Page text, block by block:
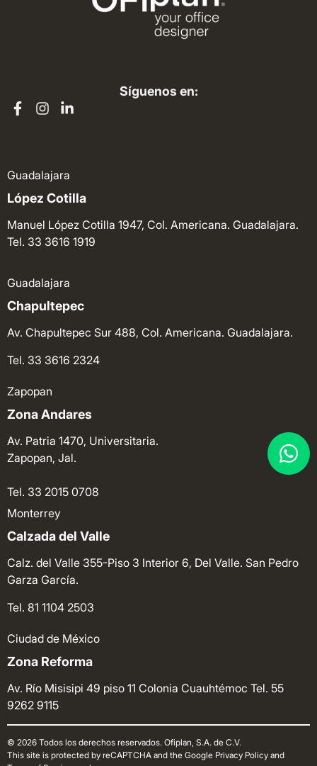
Síguenos en:
Guadalajara
López Cotilla
Manuel López Cotilla 1947, Col. Americana. Guadalajara.
Tel. 33 3616 1919
Guadalajara
Chapultepec
Av. Chapultepec Sur 488, Col. Americana. Guadalajara.
Tel. 33 3616 2324
Zapopan
Zona Andares
Av. Patria 1470, Universitaria.
Zapopan, Jal.
Tel. 33 2015 0708
Monterrey
Calzada del Valle
Calz. del Valle 355-Piso 3 Interior 6, Del Valle. San Pedro
Garza García.
Tel. 81 1104 2503
Ciudad de México
Zona Reforma
Av. Río Misisipi 49 piso 11 Colonia Cuauhtémoc Tel. 55
9262 9115
© 2026 Todos los derechos reservados. Ofiplan, S.A. de C.V.
This site is protected by reCAPTCHA and the Google Privacy Policy and